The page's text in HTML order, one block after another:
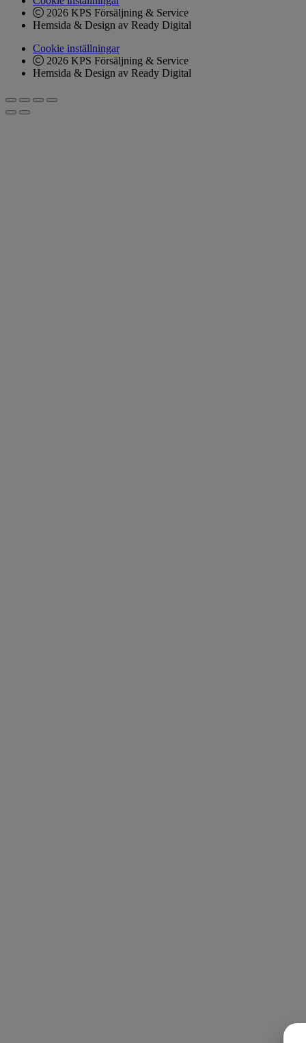
2026 KPS Försäljning & Service
Hemsida & Design av Ready Digital
Cookie inställningar
2026 KPS Försäljning & Service
Hemsida & Design av Ready Digital